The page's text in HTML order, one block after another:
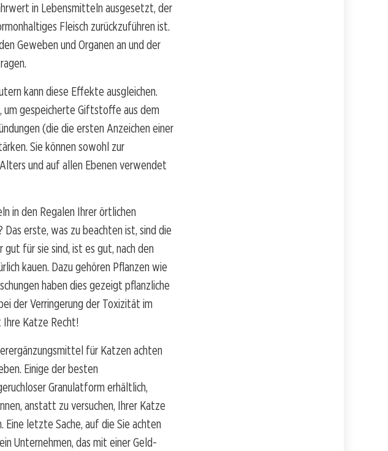
in Lebensmitteln ausgesetzt, der
Fleisch zurückzuführen ist.
Geweben und Organen an und der
kann diese Effekte ausgleichen.
gespeicherte Giftstoffe aus dem
(die die ersten Anzeichen einer
Sie können sowohl zur
und auf allen Ebenen verwendet
in den Regalen Ihrer örtlichen
erste, was zu beachten ist, sind die
für sie sind, ist es gut, nach den
kauen. Dazu gehören Pflanzen wie
haben dies gezeigt pflanzliche
der Verringerung der Toxizität im
Ihre Katze Recht!
für Katzen achten
Einige der besten
Granulatform erhältlich,
anstatt zu versuchen, Ihrer Katze
Eine letzte Sache, auf die Sie achten
Unternehmen, das mit einer Geld-